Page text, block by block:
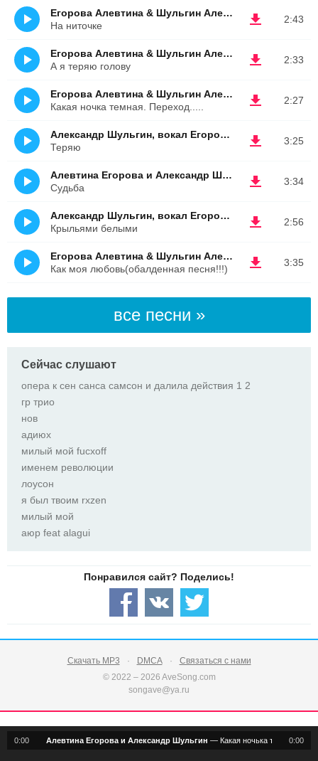
2:43
Егорова Алевтина & Шульгин Александр
На ниточке
2:33
Егорова Алевтина & Шульгин Александр
А я теряю голову
2:27
Егорова Алевтина & Шульгин Александр
Какая ночка темная. Переход.....
3:25
Александр Шульгин, вокал Егорова Алевтина
Теряю
3:34
Алевтина Егорова и Александр Шульгин
Судьба
2:56
Александр Шульгин, вокал Егорова Алевтина
Крыльями белыми
3:35
Егорова Алевтина & Шульгин Александр
Как моя любовь(обалденная песня!!!)
все песни »
Сейчас слушают
опера к сен санса самсон и далила действия 1 2
гр трио
нов
адиюх
милый мой fucxoff
именем революции
лоусон
я был твоим rxzen
милый мой
аюр feat alagui
Скачать MP3 DMCA
Связаться с нами
© 2022 – 2026 AveSong.com
songave@ya.ru
0:00 0:00
Алевтина Егорова и Александр Шульгин — Какая ночька темная